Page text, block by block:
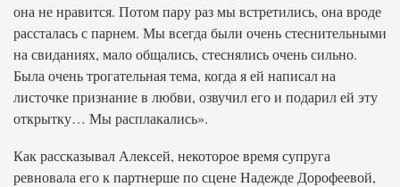
она не нравится. Потом пару раз мы встретились, она вроде
рассталась с парнем. Мы всегда были очень стеснительными
на свиданиях, мало общались, стеснялись очень сильно.
Была очень трогательная тема, когда я ей написал на
листочке признание в любви, озвучил его и подарил ей эту
открытку… Мы расплакались».
Как рассказывал Алексей, некоторое время супруга
ревновала его к партнерше по сцене Надежде Дорофеевой,